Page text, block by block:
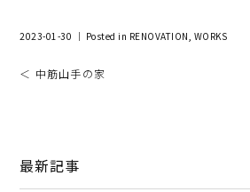
2023-01-30 ｜ Posted in RENOVATION WORKS
＜ 中筋山手の家
最新記事